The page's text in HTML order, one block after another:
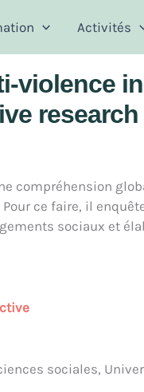
Activités
violence
compréhension
ce faire, il
sociaux et
sociales,